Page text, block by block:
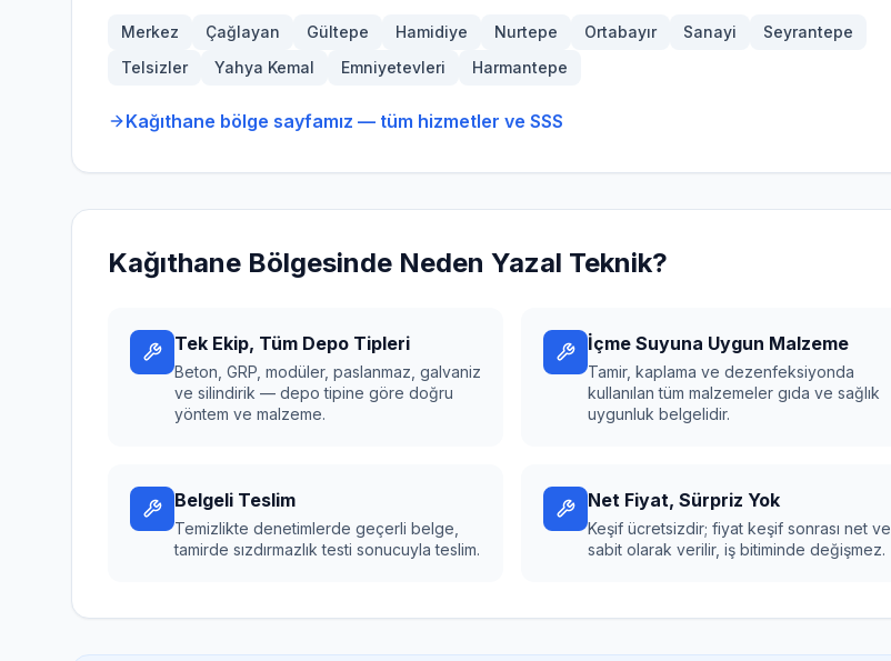
Merkez Çağlayan Gültepe Hamidiye Nurtepe Ortabayır Sanayi
Seyrantepe
Telsizler
Yahya Kemal Emniyetevleri Harmantepe
Kağıthane bölge sayfamız — tüm hizmetler ve SSS
Kağıthane Bölgesinde Neden Yazal Teknik?
Tek Ekip, Tüm Depo Tipleri
Beton, GRP, modüler, paslanmaz, galvaniz
ve silindirik — depo tipine göre doğru
yöntem ve malzeme.
İçme Suyuna Uygun Malzeme
Tamir, kaplama ve dezenfeksiyonda
kullanılan tüm malzemeler gıda ve sağlık
uygunluk belgelidir.
Belgeli Teslim
Temizlikte denetimlerde geçerli belge,
tamirde sızdırmazlık testi sonucuyla teslim.
Net Fiyat, Sürpriz Yok
Keşif ücretsizdir; fiyat keşif sonrası net ve
sabit olarak verilir, iş bitiminde değişmez.